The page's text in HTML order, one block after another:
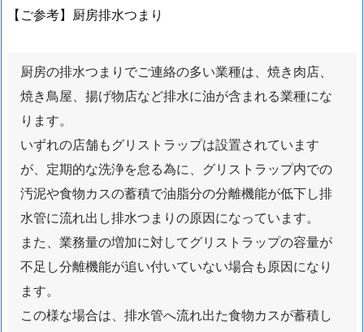
れ
口
換
水
道
ト
ラ
ブ
対
応
エ
リ
【ご参考】厨房排水つまり
厨房の排水つまりでご連絡の多い業種は、焼き肉店、
焼き鳥屋、揚げ物店など排水に油が含まれる業種にな
ります。
いずれの店舗もグリストラップは設置されています
が、定期的な洗浄を怠る為に、グリストラップ内での
汚泥や食物カスの蓄積で油脂分の分離機能が低下し排
水管に流れ出し排水つまりの原因になっています。
また、業務量の増加に対してグリストラップの容量が
不足し分離機能が追い付いていない場合も原因になり
ます。
この様な場合は、排水管へ流れ出た食物カスが蓄積し